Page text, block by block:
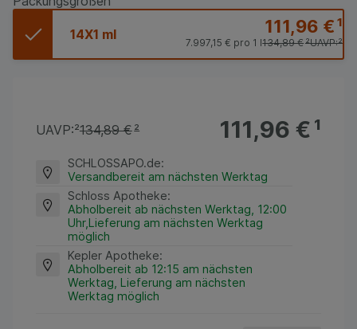
14X1 ml 111,96 €¹
UAVP:²
134,89 €²
7.997,15 € pro 1 l
111,96 €¹
UAVP:²134,89 €²
SCHLOSSAPO.de:
Versandbereit am nächsten Werktag
Schloss Apotheke:
Abholbereit ab nächsten Werktag, 12:00
Uhr,Lieferung am nächsten Werktag
möglich
Kepler Apotheke:
Abholbereit ab 12:15 am nächsten
Werktag, Lieferung am nächsten
Werktag möglich